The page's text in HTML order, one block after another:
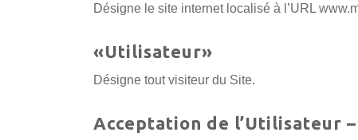
Désigne le site internet localisé à l’URL
«Utilisateur»
Désigne tout visiteur du Site.
Acceptation de l’Utilisateur